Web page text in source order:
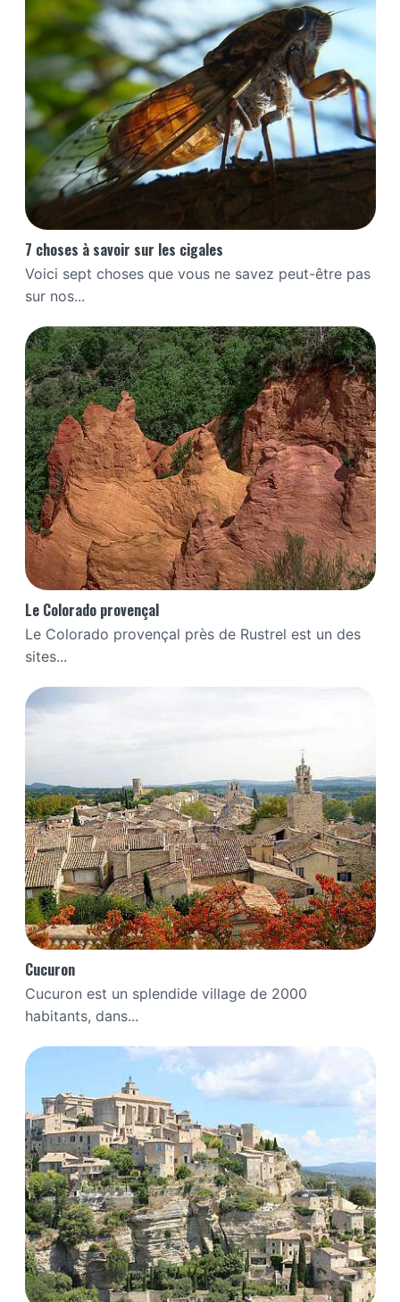
7 choses à savoir sur les cigales
Voici sept choses que vous ne savez peut-être pas
sur nos...
Le Colorado provençal
Le Colorado provençal près de Rustrel est un des
sites...
Cucuron
Cucuron est un splendide village de 2000
habitants, dans...